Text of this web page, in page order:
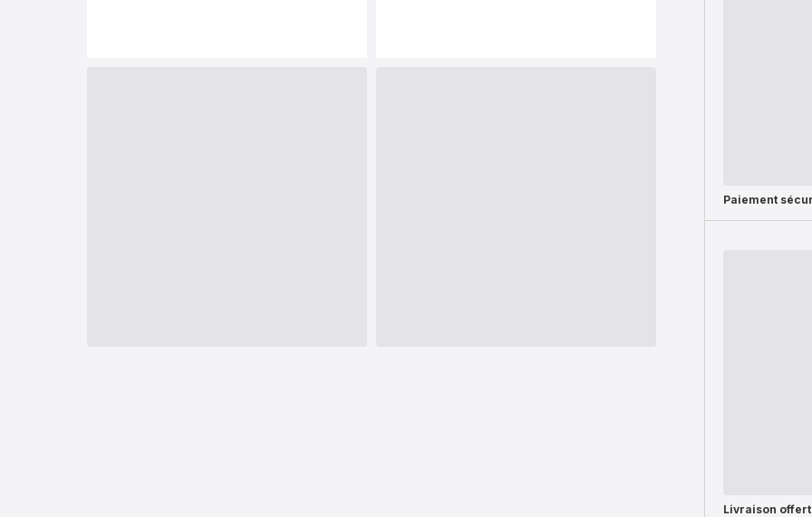
Paiement
Livraison